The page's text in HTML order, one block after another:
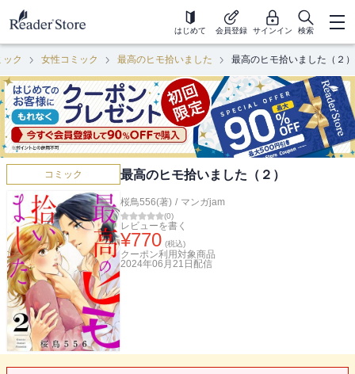
はじめて 会員登録 サインイン 検索
ック 女性コミック 最高のヒモ拾いました 最高のヒモ拾いました（２）
コミック 最高のヒモ拾いました（２）
桜鳥556(著) / マンガjam
(0)
レビューを書く
¥770 (税込)
クーポン利用対象商品
2024年06月21日 配信